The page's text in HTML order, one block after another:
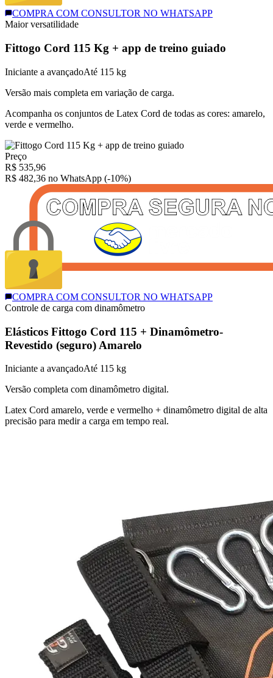
COMPRA COM CONSULTOR NO WHATSAPP
Maior versatilidade
Fittogo Cord 115 Kg + app de treino guiado
Iniciante a avançadoAté 115 kg
Versão mais completa em variação de carga.
Acompanha os conjuntos de Latex Cord de todas as cores: amarelo,
verde e vermelho.
Preço
R$ 535,96
R$ 482,36 no WhatsApp (-10%)
COMPRA COM CONSULTOR NO WHATSAPP
Controle de carga com dinamômetro
Elásticos Fittogo Cord 115 + Dinamômetro-
Revestido (seguro) Amarelo
Iniciante a avançadoAté 115 kg
Versão completa com dinamômetro digital.
Latex Cord amarelo, verde e vermelho + dinamômetro digital de alta
precisão para medir a carga em tempo real.